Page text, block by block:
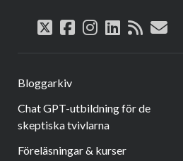
twitter
facebook
instagram
linkedin
rsse-
Bloggarkiv
Chat GPT-utbildning för de
skeptiska tvivlarna
Föreläsningar & kurser